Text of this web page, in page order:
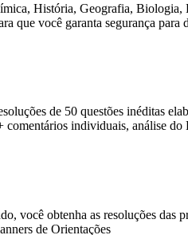
História, Geografia,
que você garanta segurança
de 50 questões inéditas
comentários individuais, análise
você obtenha as resoluções das
de Orientações